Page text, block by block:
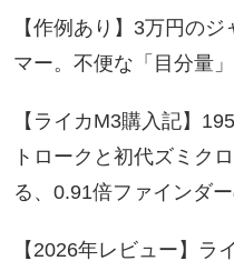
【作例あり】3万円の
マー。不便な「目分量
【ライカM3購入記】
トロークと初代ズミク
る、0.91倍ファインダ
【2026年レビュー】ラ